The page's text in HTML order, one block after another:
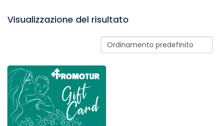
Visualizzazione del risultato